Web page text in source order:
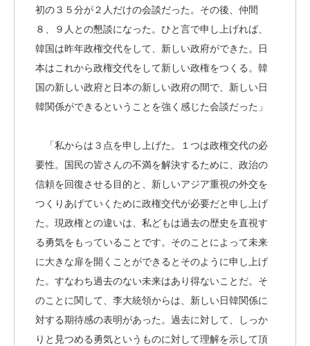
初の３５分が２人だけの会談だった。その後、仲間
８、９人との懇談になった。ひと言で申し上げれば、
韓国は昨年政権交代をして、新しい政府ができた。日
本はこれから政権交代をして新しい政権をつくる。韓
国の新しい政府と日本の新しい政府の間で、新しい日
韓関係ができるということを強く感じた会談だった」
「私からは３点を申し上げた。１つは政権交代の必
要性。国民の皆さんの不満を解決するために、政治の
信頼を回復させる目的と、新しいアジア重視の外交を
つくりあげていくために政権交代が必要だと申し上げ
た。現政権との違いは、私どもは過去の歴史を直視す
る勇気をもっていることです。そのことによって未来
に大きな扉を開くことができるとそのように申し上げ
た。すなわち過去のない未来はあり得ないことだ。そ
のことに関して、李大統領からは、新しい日韓関係に
対する期待感の表明があった。過去に対して、しっか
りと見つめる勇気というものに対して理解を示して頂